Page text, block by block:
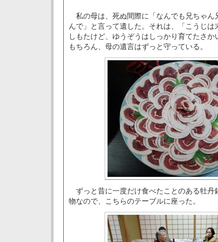
私の母は、死ぬ間際に「なんでも兄ちゃん
んで」と言って遺した。それは、「こうじ
しもたけど、ゆうぞうはしっかり育てたさ
もちろん、母の遺言はずっと守っている。
ずっと昔に一度だけ食べたことのある牡丹
物なので、こちらのテーブルに座った。